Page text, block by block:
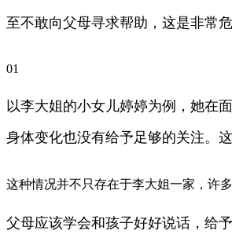
至不敢向父母寻求帮助，这是非常危
01
以李大姐的小女儿婷婷为例，她在
身体变化也没有给予足够的关注。
这种情况并不只存在于李大姐一家，许
父母应该学会和孩子好好说话，给